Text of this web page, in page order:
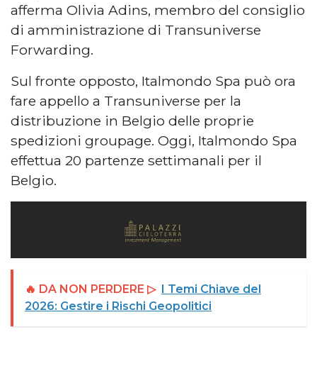
afferma Olivia Adins, membro del consiglio
di amministrazione di Transuniverse
Forwarding.
Sul fronte opposto, Italmondo Spa può ora
fare appello a Transuniverse per la
distribuzione in Belgio delle proprie
spedizioni groupage. Oggi, Italmondo Spa
effettua 20 partenze settimanali per il
Belgio.
🔥 DA NON PERDERE ▷
I Temi Chiave del
2026: Gestire i Rischi Geopolitici